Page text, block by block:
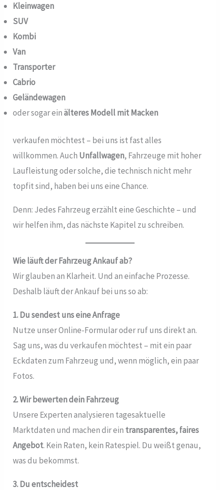
Kleinwagen
SUV
Kombi
Van
Transporter
Cabrio
Geländewagen
oder sogar einälteres Modell mit Macken
verkaufen möchtest – bei uns ist fast alles
willkommen. Auch Unfallwagen, Fahrzeuge mit hoher
Laufleistung oder solche, die technisch nicht mehr
topfit sind, haben bei uns eine Chance.
Denn: Jedes Fahrzeug erzählt eine Geschichte – und
wir helfen ihm, das nächste Kapitel zu schreiben.
Wie läuft der Fahrzeug Ankauf ab?
Wir glauben an Klarheit. Und an einfache Prozesse.
Deshalb läuft der Ankauf bei uns so ab:
1. Du sendest uns eine Anfrage
Nutze unser Online-Formular oder ruf uns direkt an.
Sag uns, was du verkaufen möchtest – mit ein paar
Eckdaten zum Fahrzeug und, wenn möglich, ein paar
Fotos.
2. Wir bewerten dein Fahrzeug
Unsere Experten analysieren tagesaktuelle
Marktdaten und machen dir ein transparentes, faires
Angebot. Kein Raten, kein Ratespiel. Du weißt genau,
was du bekommst.
3. Du entscheidest